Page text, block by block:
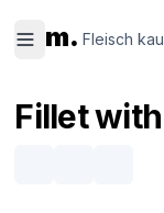
m. Fleischkaufen
Fillet